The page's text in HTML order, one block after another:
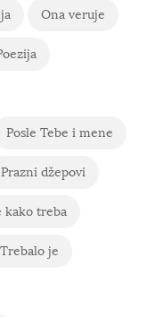
Ona veruje
Posle Tebe i mene
Prazni džepovi
kako treba
Trebalo je